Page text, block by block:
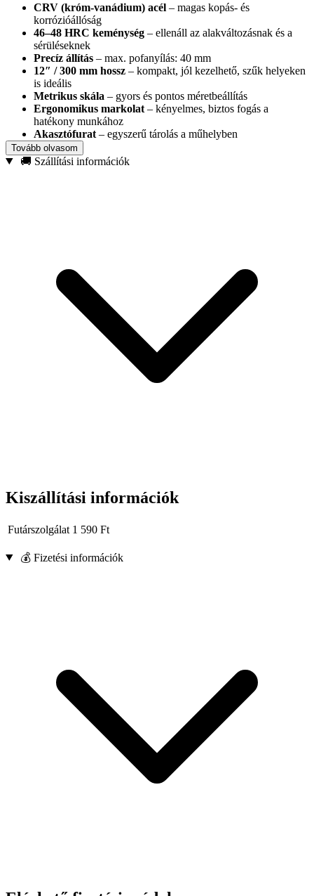
CRV (króm-vanádium) acél – magas kopás- és
korrózióállóság
46–48 HRC keménység – ellenáll az alakváltozásnak és a
sérüléseknek
Precíz állítás – max. pofanyílás: 40 mm
12″ / 300 mm hossz – kompakt, jól kezelhető, szűk helyeken
is ideális
Metrikus skála – gyors és pontos méretbeállítás
Ergonomikus markolat – kényelmes, biztos fogás a
hatékony munkához
Akasztófurat – egyszerű tárolás a műhelyben
Alkalmazás: különböző méretű csavarokhoz és anyákhoz
Tovább olvasom
🚚 Szállítási információk
Kiszállítási információk
Futárszolgálat 1 590 Ft
💰 Fizetési információk